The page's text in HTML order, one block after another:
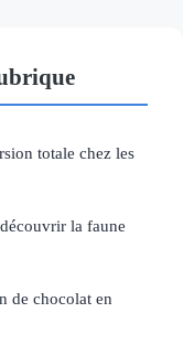
totale chez les
la faune
de chocolat en